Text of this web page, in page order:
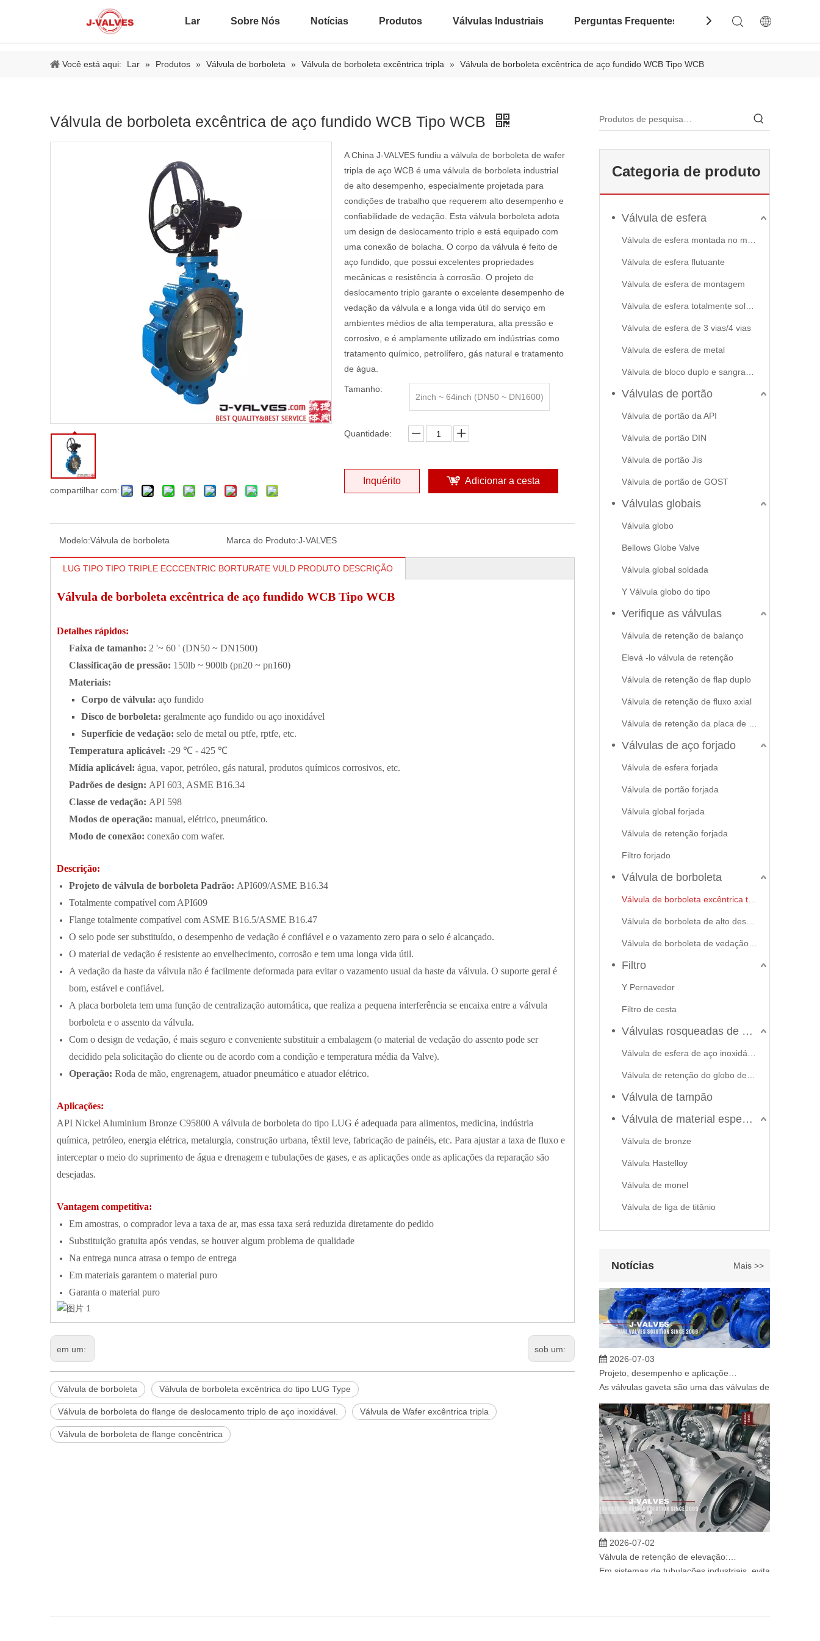
Lar Sobre Nós Notícias Produtos Válvulas Industriais Perguntas Frequentes Contate-Nos
Você está aqui: Lar » Produtos » Válvula de borboleta » Válvula de borboleta excêntrica tripla » Válvula de borboleta excêntrica de aço fundido WCB Tipo WCB
Válvula de borboleta excêntrica de aço fundido WCB Tipo WCB
compartilhar com:
A China J-VALVES fundiu a válvula de borboleta de wafer
tripla de aço WCB é uma válvula de borboleta industrial
de alto desempenho, especialmente projetada para
condições de trabalho que requerem alto desempenho e
confiabilidade de vedação. Esta válvula borboleta adota
um design de deslocamento triplo e está equipado com
uma conexão de bolacha. O corpo da válvula é feito de
aço fundido, que possui excelentes propriedades
mecânicas e resistência à corrosão. O projeto de
deslocamento triplo garante o excelente desempenho de
vedação da válvula e a longa vida útil do serviço em
ambientes médios de alta temperatura, alta pressão e
corrosivo, e é amplamente utilizado em indústrias como
tratamento químico, petrolífero, gás natural e tratamento
de água.
Tamanho:
2inch ~ 64inch (DN50 ~ DN1600)
Quantidade:
Inquérito Adicionar a cesta
Modelo:Válvula de borboleta Marca do Produto:J-VALVES
LUG TIPO TIPO TRIPLE ECCCENTRIC BORTURATE VULD PRODUTO DESCRIÇÃO
Válvula de borboleta excêntrica de aço fundido WCB Tipo WCB
Detalhes rápidos:
Faixa de tamanho: 2 '~ 60 ' (DN50 ~ DN1500)
Classificação de pressão: 150lb ~ 900lb (pn20 ~ pn160)
Materiais:
Corpo de válvula: aço fundido
Disco de borboleta: geralmente aço fundido ou aço inoxidável
Superfície de vedação: selo de metal ou ptfe, rptfe, etc.
Temperatura aplicável: -29 ℃ - 425 ℃
Mídia aplicável: água, vapor, petróleo, gás natural, produtos químicos corrosivos, etc.
Padrões de design: API 603, ASME B16.34
Classe de vedação: API 598
Modos de operação: manual, elétrico, pneumático.
Modo de conexão: conexão com wafer.
Descrição:
Projeto de válvula de borboleta Padrão: API609/ASME B16.34
Totalmente compatível com API609
Flange totalmente compatível com ASME B16.5/ASME B16.47
O selo pode ser substituído, o desempenho de vedação é confiável e o vazamento zero para o selo é alcançado.
O material de vedação é resistente ao envelhecimento, corrosão e tem uma longa vida útil.
A vedação da haste da válvula não é facilmente deformada para evitar o vazamento usual da haste da válvula. O suporte geral é
bom, estável e confiável.
A placa borboleta tem uma função de centralização automática, que realiza a pequena interferência se encaixa entre a válvula
borboleta e o assento da válvula.
Com o design de vedação, é mais seguro e conveniente substituir a embalagem (o material de vedação do assento pode ser
decidido pela solicitação do cliente ou de acordo com a condição e temperatura média da Valve).
Operação: Roda de mão, engrenagem, atuador pneumático e atuador elétrico.
Aplicações:
API Nickel Aluminium Bronze C95800 A válvula de borboleta do tipo LUG é adequada para alimentos, medicina, indústria
química, petróleo, energia elétrica, metalurgia, construção urbana, têxtil leve, fabricação de painéis, etc. Para ajustar a taxa de fluxo e
interceptar o meio do suprimento de água e drenagem e tubulações de gases, e as aplicações onde as aplicações da reparação são
desejadas.
Vantagem competitiva:
Em amostras, o comprador leva a taxa de ar, mas essa taxa será reduzida diretamente do pedido
Substituição gratuita após vendas, se houver algum problema de qualidade
Na entrega nunca atrasa o tempo de entrega
Em materiais garantem o material puro
Garanta o material puro
em um: sob um:
Válvula de borboleta Válvula de borboleta excêntrica do tipo LUG Type
Válvula de borboleta do flange de deslocamento triplo de aço inoxidável. Válvula de Wafer excêntrica tripla
Válvula de borboleta de flange concêntrica
Categoria de produto
Válvula de esfera
Válvula de esfera flutuante
Válvula de esfera de montagem
Válvula de esfera de 3 vias/4 vias
Válvula de esfera de metal
Válvulas de portão
Válvula de portão da API
Válvula de portão DIN
Válvula de portão Jis
Válvula de portão de GOST
Válvulas globais
Válvula globo
Bellows Globe Valve
Válvula global soldada
Y Válvula globo do tipo
Verifique as válvulas
Válvula de retenção de balanço
Elevá -lo válvula de retenção
Válvula de retenção de flap duplo
Válvula de retenção de fluxo axial
Válvulas de aço forjado
Válvula de esfera forjada
Válvula de portão forjada
Válvula global forjada
Válvula de retenção forjada
Filtro forjado
Válvula de borboleta
Filtro
Y Pernavedor
Filtro de cesta
Válvulas rosqueadas de aço inoxidável
Válvula de tampão
Válvula de material especial
Válvula de bronze
Válvula Hastelloy
Válvula de monel
Válvula de liga de titânio
Notícias Mais >>
2026-06-22
J-VALVES fabrica válvula de esfera de alta
2026-07-03
As válvulas gaveta são uma das válvulas de
2026-07-02
Em sistemas de tubulações industriais, evitar o fluxo